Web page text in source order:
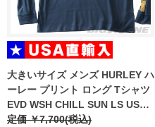
大きいサイズ メンズ HURLEY ハ
ーレー プリント ロング Tシャツ
EVD WSH CHILL SUN LS USA
直輸入 mts0026650
定価 ￥7,700(税込)